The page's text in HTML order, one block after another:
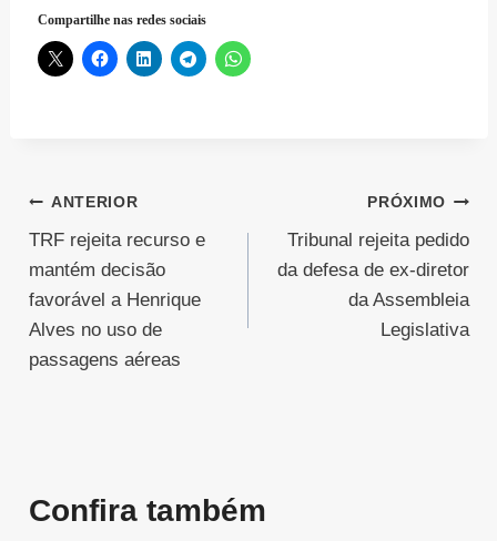
Compartilhe nas redes sociais
Navegação
de
Post
ANTERIOR
TRF rejeita recurso e
mantém decisão
favorável a Henrique
Alves no uso de
passagens aéreas
PRÓXIMO
Tribunal rejeita pedido
da defesa de ex-diretor
da Assembleia
Legislativa
Confira também